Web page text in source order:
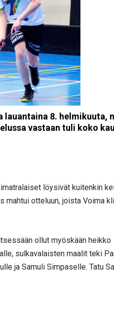
lauantaina 8. helmikuuta,
vastaan tuli koko
löysivät kuitenkin
mahtui otteluun, joista Voima
ollut myöskään heikko
sulkavalaisten maalit teki
ja Samuli Simpaselle. Tatu